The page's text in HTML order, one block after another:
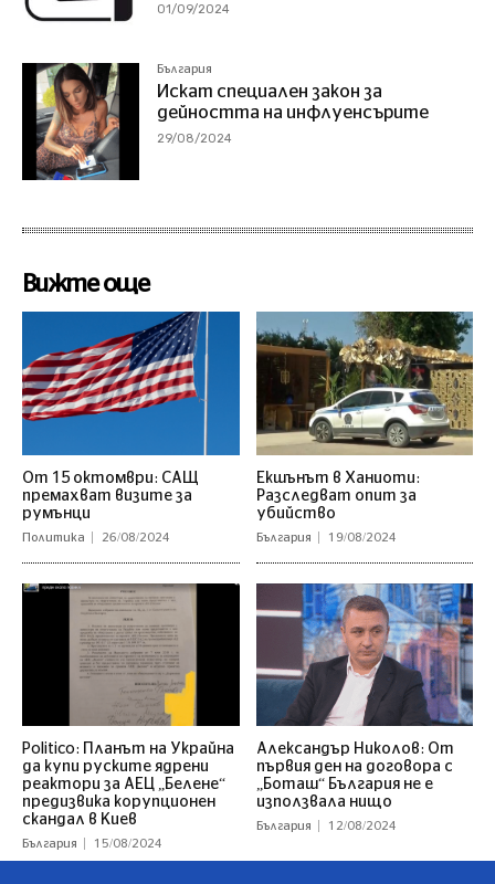
01/09/2024
България
Искат специален закон за
дейността на инфлуенсърите
29/08/2024
Вижте още
От 15 октомври: САЩ
премахват визите за
румънци
Политика 26/08/2024
Екшънът в Ханиоти:
Разследват опит за
убийство
България 19/08/2024
Politico: Планът на Украйна
да купи руските ядрени
реактори за АЕЦ „Белене“
предизвика корупционен
скандал в Киев
България 15/08/2024
Александър Николов: От
първия ден на договора с
„Боташ“ България не е
използвала нищо
България 12/08/2024